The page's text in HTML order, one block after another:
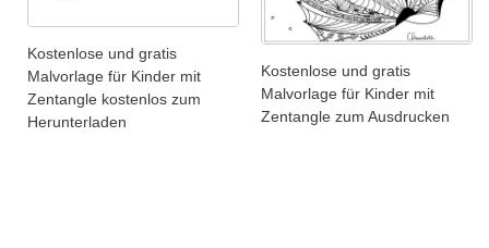
Kostenlose und gratis
Malvorlage für Kinder mit
Zentangle kostenlos zum
Herunterladen
Kostenlose und gratis
Malvorlage für Kinder mit
Zentangle zum Ausdrucken